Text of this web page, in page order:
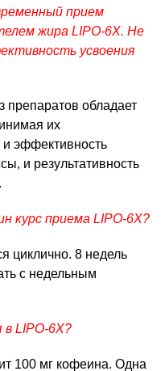
прием
жира LIPO-6X. Не
усвоения
препаратов обладает
их
эффективность
и результативность
курс приема LIPO-6Х?
циклично. 8 недель
с недельным
в LIPO-6Х?
100 мг кофеина. Одна